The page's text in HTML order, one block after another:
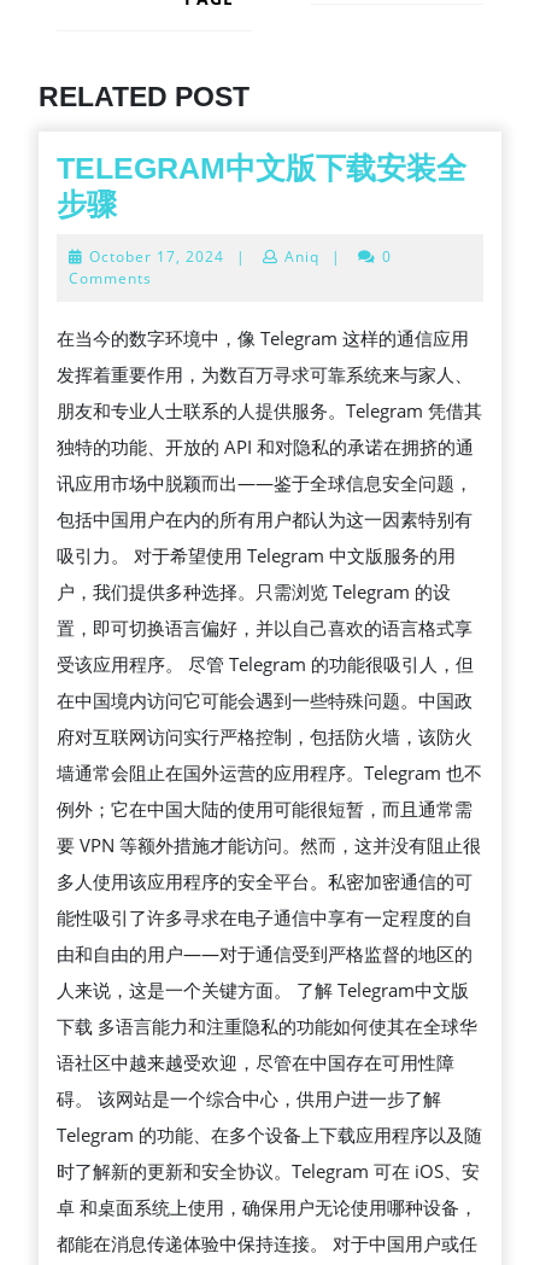
RELATED POST
TELEGRAM中文版下载安装全
步骤TELEGRAM
文
下
载
安
装
全
步
骤
October 17, 2024 October
| Aniq |
0
Comments
在当今的数字环境中，像 Telegram 这样的通信应用
发挥着重要作用，为数百万寻求可靠系统来与家人、
朋友和专业人士联系的人提供服务。Telegram 凭借其
独特的功能、开放的 API 和对隐私的承诺在拥挤的通
讯应用市场中脱颖而出——鉴于全球信息安全问题，
包括中国用户在内的所有用户都认为这一因素特别有
吸引力。 对于希望使用 Telegram 中文版服务的用
户，我们提供多种选择。只需浏览 Telegram 的设
置，即可切换语言偏好，并以自己喜欢的语言格式享
受该应用程序。 尽管 Telegram 的功能很吸引人，但
在中国境内访问它可能会遇到一些特殊问题。中国政
府对互联网访问实行严格控制，包括防火墙，该防火
墙通常会阻止在国外运营的应用程序。Telegram 也不
例外；它在中国大陆的使用可能很短暂，而且通常需
要 VPN 等额外措施才能访问。然而，这并没有阻止很
多人使用该应用程序的安全平台。私密加密通信的可
能性吸引了许多寻求在电子通信中享有一定程度的自
由和自由的用户——对于通信受到严格监督的地区的
人来说，这是一个关键方面。 了解 Telegram中文版
下载 多语言能力和注重隐私的功能如何使其在全球华
语社区中越来越受欢迎，尽管在中国存在可用性障
碍。 该网站是一个综合中心，供用户进一步了解
Telegram 的功能、在多个设备上下载应用程序以及随
时了解新的更新和安全协议。Telegram 可在 iOS、安
卓 和桌面系统上使用，确保用户无论使用哪种设备，
都能在消息传递体验中保持连接。 对于中国用户或任